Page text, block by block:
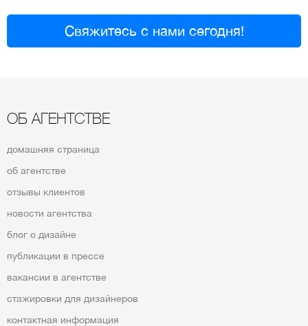
Свяжитесь с нами сегодня!
ОБ АГЕНТСТВЕ
домашняя страница
об агентстве
отзывы клиентов
новости агентства
блог о дизайне
публикации в прессе
вакансии в агентстве
стажировки для дизайнеров
контактная информация